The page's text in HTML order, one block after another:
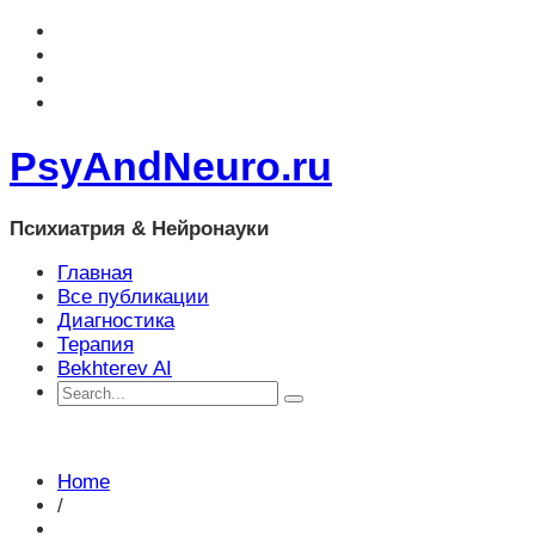
PsyAndNeuro.ru
Психиатрия & Нейронауки
Главная
Все публикации
Диагностика
Терапия
Bekhterev AI
Home
/